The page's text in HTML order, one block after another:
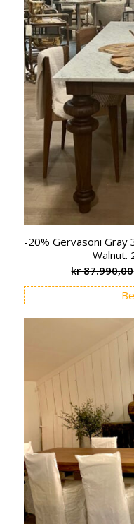
-20% Gervasoni Gray
Walnut.
kr87.990,00